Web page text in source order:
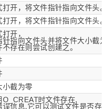
打开，将文件指针指向文件头。
打开，将文件指针指向文件头。
开，
针指向文件头并将文件大小截为
存在则尝试创建之。
小截为零
O_CREAT时文件存在,
误信息,它可以测试文件是否存在